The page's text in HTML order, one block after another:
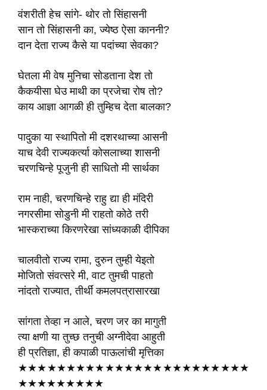
वंशरीती हेच सांगे- थोर तो सिंहासनी
सान तो सिंहासनी का, ज्येष्ठ ऐसा काननी?
दान देता राज्य कैसे या पदांच्या सेवका?
घेतला मी वेष मुनिचा सोडताना देश तो
कैकयीसा घेउ माथी का प्रजेचा रोष तो?
काय आज्ञा आगळी ही तुम्हिच देता बालका?
पादुका या स्थापितो मी दशरथाच्या आसनी
याच देवी राज्यकर्त्या कोसलाच्या शासनी
चरणचिन्हे पूजुनी ही साधितो मी सार्थका
राम नाही, चरणचिन्हे राहु द्या ही मंदिरी
नगरसीमा सोडुनी मी राहतो कोठे तरी
भास्कराच्या किरणरेखा सांध्यकाळी दीपिका
चालवीतो राज्य रामा, दुरुन तुम्ही येइतो
मोजितो संवत्सरे मी, वाट तुमची पाहतो
नांदतो राज्यात, तीर्थीं कमलपत्रासारखा
सांगता तेव्हा न आले, चरण जर का मागुती
त्या क्षणी या तुच्छ तनुची अग्नीदेवा आहुती
ही प्रतिज्ञा, ही कपाळी पाऊलांची मृत्तिका
★★★★★★★★★★★★★★★★★★★★★★★★
★★★★★★★★★